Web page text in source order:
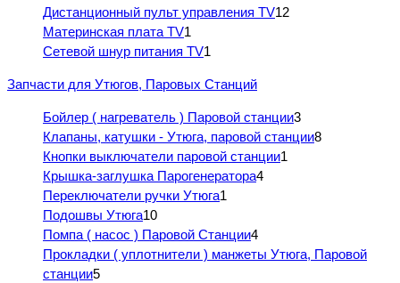
Дистанционный пульт управления TV12
Материнская плата TV1
Сетевой шнур питания TV1
Запчасти для Утюгов, Паровых Станций
Бойлер ( нагреватель ) Паровой станции3
Клапаны, катушки - Утюга, паровой станции8
Кнопки выключатели паровой станции1
Крышка-заглушка Парогенератора4
Переключатели ручки Утюга1
Подошвы Утюга10
Помпа ( насос ) Паровой Станции4
Прокладки ( уплотнители ) манжеты Утюга, Паровой
станции5